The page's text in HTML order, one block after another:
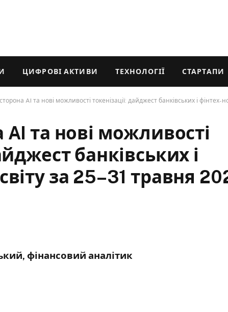
ЦИФРОВІ АКТИВИ ТЕХНОЛОГІЇ СТАРТАПИ
AI та нові можливості токенізації: дайджест банківських і фінтех-
та нові можливості
банківських і
за 25–31 травня
фінансовий аналітик